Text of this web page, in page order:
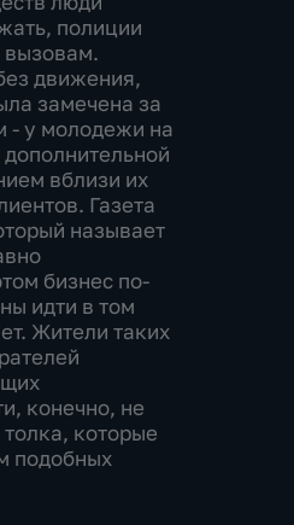
полиции
вызовам.
движения,
замечена за
- у молодежи на
вблизи их
Газета
называет
бизнес по-
идти в том
Жители таких
конечно, не
которые
подобных